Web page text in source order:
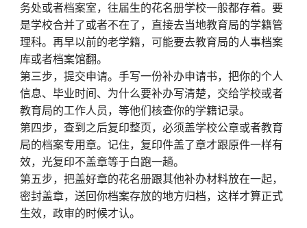
务处或者档案室，往届生的花名册学校一般都存着。要
是学校合并了或者不在了，直接去当地教育局的学籍管
理科。再早以前的老学籍，可能要去教育局的人事档案
库或者档案馆翻。
第三步，提交申请。手写一份补办申请书，把你的个人
信息、毕业时间、为什么要补办写清楚，交给学校或者
教育局的工作人员，等他们核查你的学籍记录。
第四步，查到之后复印整页，必须盖学校公章或者教育
局的档案专用章。记住，复印件盖了章才跟原件一样有
效，光复印不盖章等于白跑一趟。
第五步，把盖好章的花名册跟其他补办材料放在一起，
密封盖章，送回你档案存放的地方归档，这样才算正式
生效，政审的时候才认。